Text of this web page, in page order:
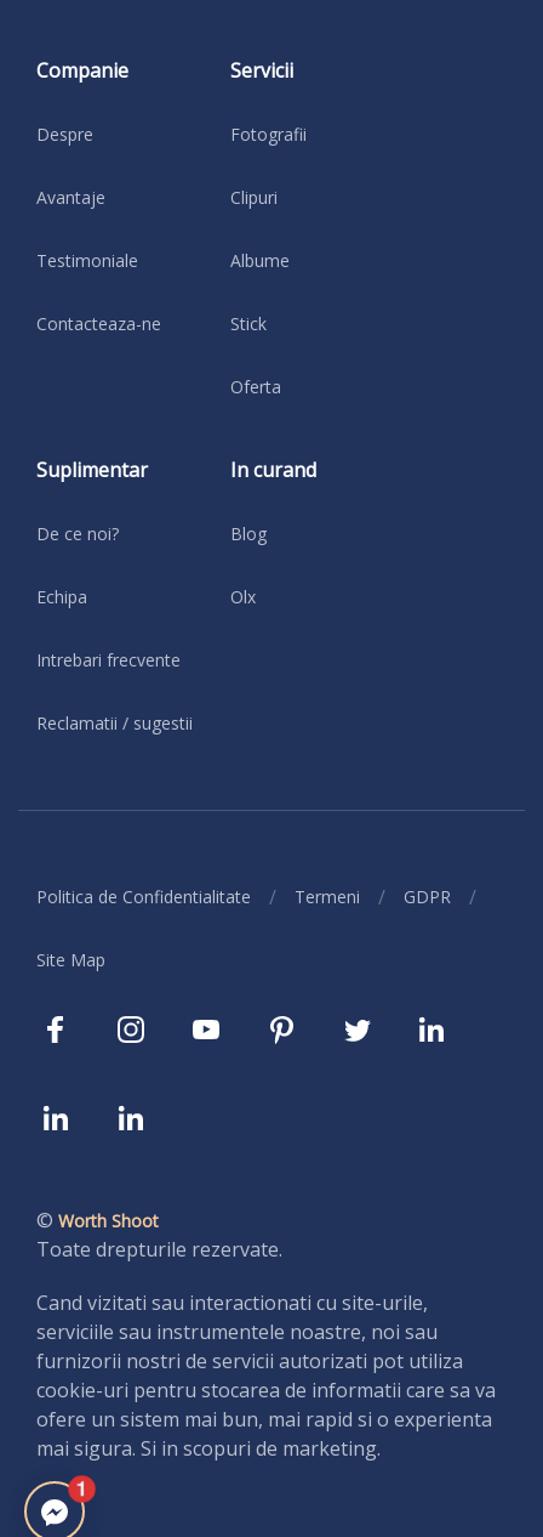
Companie
Despre
Avantaje
Testimoniale
Contacteaza-ne
Servicii
Fotografii
Clipuri
Albume
Stick
Oferta
Suplimentar
De ce noi?
Echipa
Intrebari frecvente
Reclamatii / sugestii
In curand
Blog
Olx
Politica de Confidentialitate / Termeni / GDPR /
Site Map
© Worth Shoot
Toate drepturile rezervate.
Cand vizitati sau interactionati cu site-urile,
serviciile sau instrumentele noastre, noi sau
furnizorii nostri de servicii autorizati pot utiliza
cookie-uri pentru stocarea de informatii care sa va
ofere un sistem mai bun, mai rapid si o experienta
mai sigura. Si in scopuri de marketing.